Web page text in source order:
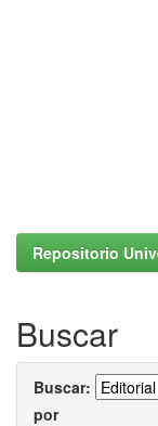
Repositorio
Buscar
Buscar:
por